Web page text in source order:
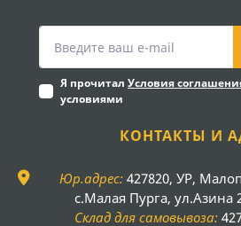
Я прочитал Условия
условиями
КОНТАКТЫ И
Юр.адрес: 427820, УР,
с.Малая Пурга,
Склад для самовывоза: